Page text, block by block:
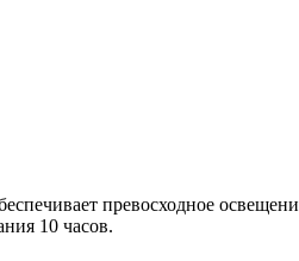
превосходное
10 часов.